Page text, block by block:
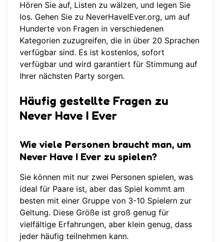
Hören Sie auf, Listen zu wälzen, und legen Sie
los. Gehen Sie zu NeverHaveIEver.org, um auf
Hunderte von Fragen in verschiedenen
Kategorien zuzugreifen, die in über 20 Sprachen
verfügbar sind. Es ist kostenlos, sofort
verfügbar und wird garantiert für Stimmung auf
Ihrer nächsten Party sorgen.
Häufig gestellte Fragen zu
Never Have I Ever
Wie viele Personen braucht man, um
Never Have I Ever zu spielen?
Sie können mit nur zwei Personen spielen, was
ideal für Paare ist, aber das Spiel kommt am
besten mit einer Gruppe von 3-10 Spielern zur
Geltung. Diese Größe ist groß genug für
vielfältige Erfahrungen, aber klein genug, dass
jeder häufig teilnehmen kann.